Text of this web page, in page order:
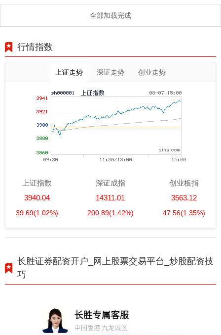
全部加载完成
行情指数
上证走势 深证走势 创业走势
上证指数
3940.04
39.69(1.02%)
深证成指
14311.01
200.89(1.42%)
创业板指
3563.12
47.56(1.35%)
长胜证券配资开户_网上股票交易平台_炒股配资技
巧